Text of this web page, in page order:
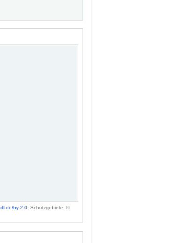
dl-de/by-2-0; Schutzgebiete: ©